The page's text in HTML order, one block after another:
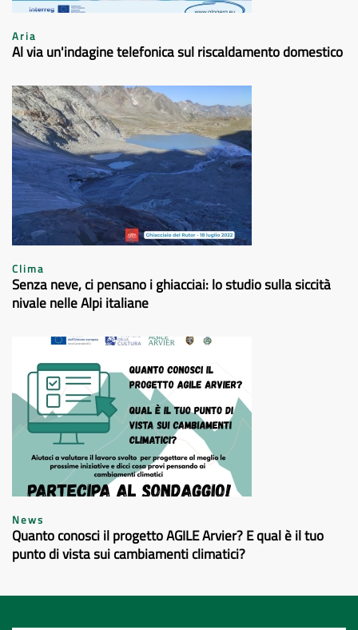
Aria
Al via un'indagine telefonica sul riscaldamento domestico
Clima
Senza neve, ci pensano i ghiacciai: lo studio sulla siccità
nivale nelle Alpi italiane
News
Quanto conosci il progetto AGILE Arvier? E qual è il tuo
punto di vista sui cambiamenti climatici?